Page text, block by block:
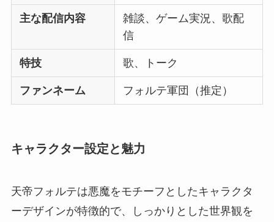
主な配信内容
雑談、ゲーム実況、歌配
信
特技 歌、トーク
ファンネーム フォルテ軍団（推定）
キャラクター設定と魅力
天帝フォルテは悪魔をモチーフとしたキャラクタ
ーデザインが特徴的で、しっかりとした世界観を